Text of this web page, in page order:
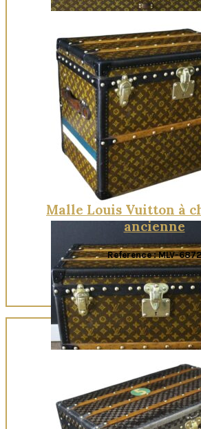
Quick View
Malle Louis Vuitton à
ancienne
Reference : MLV-6872